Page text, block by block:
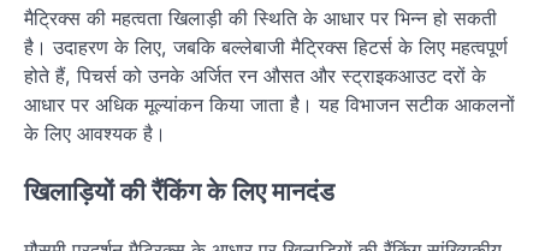
मैट्रिक्स की महत्वता खिलाड़ी की स्थिति के आधार पर भिन्न हो सकती
है। उदाहरण के लिए, जबकि बल्लेबाजी मैट्रिक्स हिटर्स के लिए महत्वपूर्ण
होते हैं, पिचर्स को उनके अर्जित रन औसत और स्ट्राइकआउट दरों के
आधार पर अधिक मूल्यांकन किया जाता है। यह विभाजन सटीक आकलनों
के लिए आवश्यक है।
खिलाड़ियों की रैंकिंग के लिए मानदंड